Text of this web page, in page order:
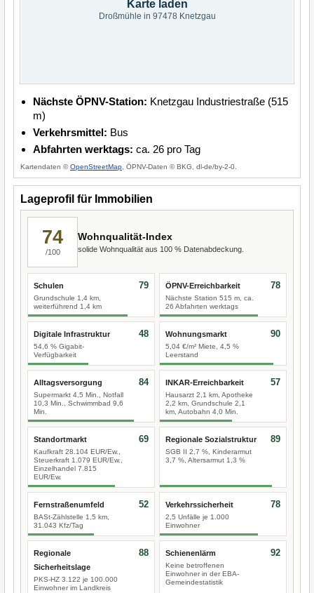
Karte laden
Droßmühle in 97478 Knetzgau
Nächste ÖPNV-Station: Knetzgau Industriestraße (515
m)
Verkehrsmittel: Bus
Abfahrten werktags: ca. 26 pro Tag
Kartendaten ©OpenStreetMap , ÖPNV-Daten © BKG, dl-de/by-2-0.
Lageprofil für Immobilien
74
/100
Wohnqualität-Index
solide Wohnqualität aus 100 % Datenabdeckung.
Schulen
Grundschule 1,4 km,
weiterführend 1,4 km
79 ÖPNV-Erreichbarkeit
Nächste Station 515 m, ca.
26 Abfahrten werktags
78
Digitale Infrastruktur
54,6 % Gigabit-
Verfügbarkeit
48 Wohnungsmarkt
5,04 €/m² Miete, 4,5 %
Leerstand
90
Alltagsversorgung
Supermarkt 4,5 Min., Notfall
10,3 Min., Schwimmbad 9,6
Min.
84 INKAR-Erreichbarkeit
Hausarzt 2,1 km, Apotheke
2,2 km, Grundschule 2,1
km, Autobahn 4,0 Min.
57
Standortmarkt
Kaufkraft 28.104 EUR/Ew.,
Steuerkraft 1.079 EUR/Ew.,
Einzelhandel 7.815
EUR/Ew.
69 Regionale Sozialstruktur
SGB II 2,7 %, Kinderarmut
3,7 %, Altersarmut 1,3 %
89
Fernstraßenumfeld
BASt-Zählstelle 1,5 km,
31.043 Kfz/Tag
52 Verkehrssicherheit
2,5 Unfälle je 1.000
Einwohner
78
Regionale
Sicherheitslage
PKS-HZ 3.122 je 100.000
Einwohner im Landkreis
88 Schienenlärm
Keine betroffenen
Einwohner in der EBA-
Gemeindestatistik
92